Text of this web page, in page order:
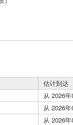
估计到达
从 2026
从 2026
从 2026